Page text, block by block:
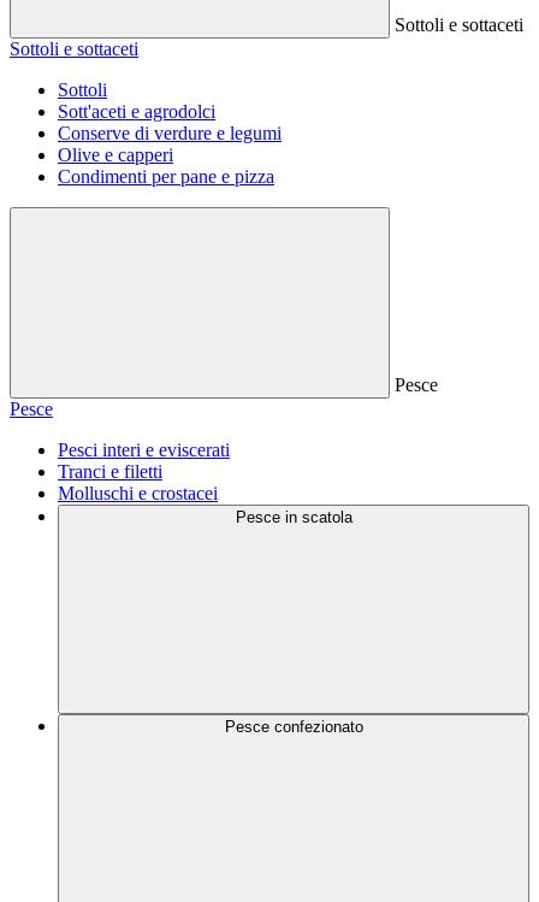
Sottoli e sottaceti
Sottoli e sottaceti
Sottoli
Sott'aceti e agrodolci
Conserve di verdure e legumi
Olive e capperi
Condimenti per pane e pizza
Pesce
Pesce
Pesci interi e eviscerati
Tranci e filetti
Molluschi e crostacei
Pesce in scatola
Pesce confezionato